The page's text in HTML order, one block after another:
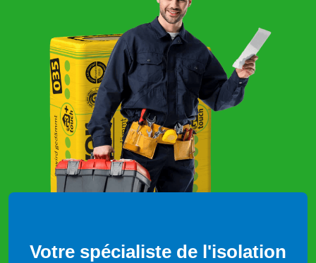
Votre spécialiste de l'isolation